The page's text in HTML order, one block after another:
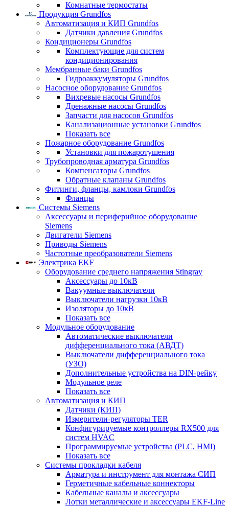
Комнатные термостаты
Продукция Grundfos
Автоматизация и КИП Grundfos
Датчики давления Grundfos
Кондиционеры Grundfos
Комплектующие для систем
кондиционирования
Мембранные баки Grundfos
Гидроаккумуляторы Grundfos
Насосное оборудование Grundfos
Вихревые насосы Grundfos
Дренажные насосы Grundfos
Запчасти для насосов Grundfos
Канализационные установки Grundfos
Показать все
Пожарное оборудование Grundfos
Установки для пожаротушения
Трубопроводная арматура Grundfos
Компенсаторы Grundfos
Обратные клапаны Grundfos
Фитинги, фланцы, камлоки Grundfos
Фланцы
Системы Siemens
Аксессуары и периферийное оборудование
Siemens
Двигатели Siemens
Приводы Siemens
Частотные преобразователи Siemens
Электрика EKF
Оборудование среднего напряжения Stingray
Аксессуары до 10кВ
Вакуумные выключатели
Выключатели нагрузки 10кВ
Изоляторы до 10кВ
Показать все
Модульное оборудование
Автоматические выключатели
дифференциального тока (АВДТ)
Выключатели дифференциального тока
(УЗО)
Дополнительные устройства на DIN-рейку
Модульное реле
Показать все
Автоматизация и КИП
Датчики (КИП)
Измерители-регуляторы TER
Конфигурируемые контроллеры RX500 для
систем HVAC
Программируемые устройства (PLC, HMI)
Показать все
Системы прокладки кабеля
Арматура и инструмент для монтажа СИП
Герметичные кабельные коннекторы
Кабельные каналы и аксессуары
Лотки металлические и аксессуары EKF-Line